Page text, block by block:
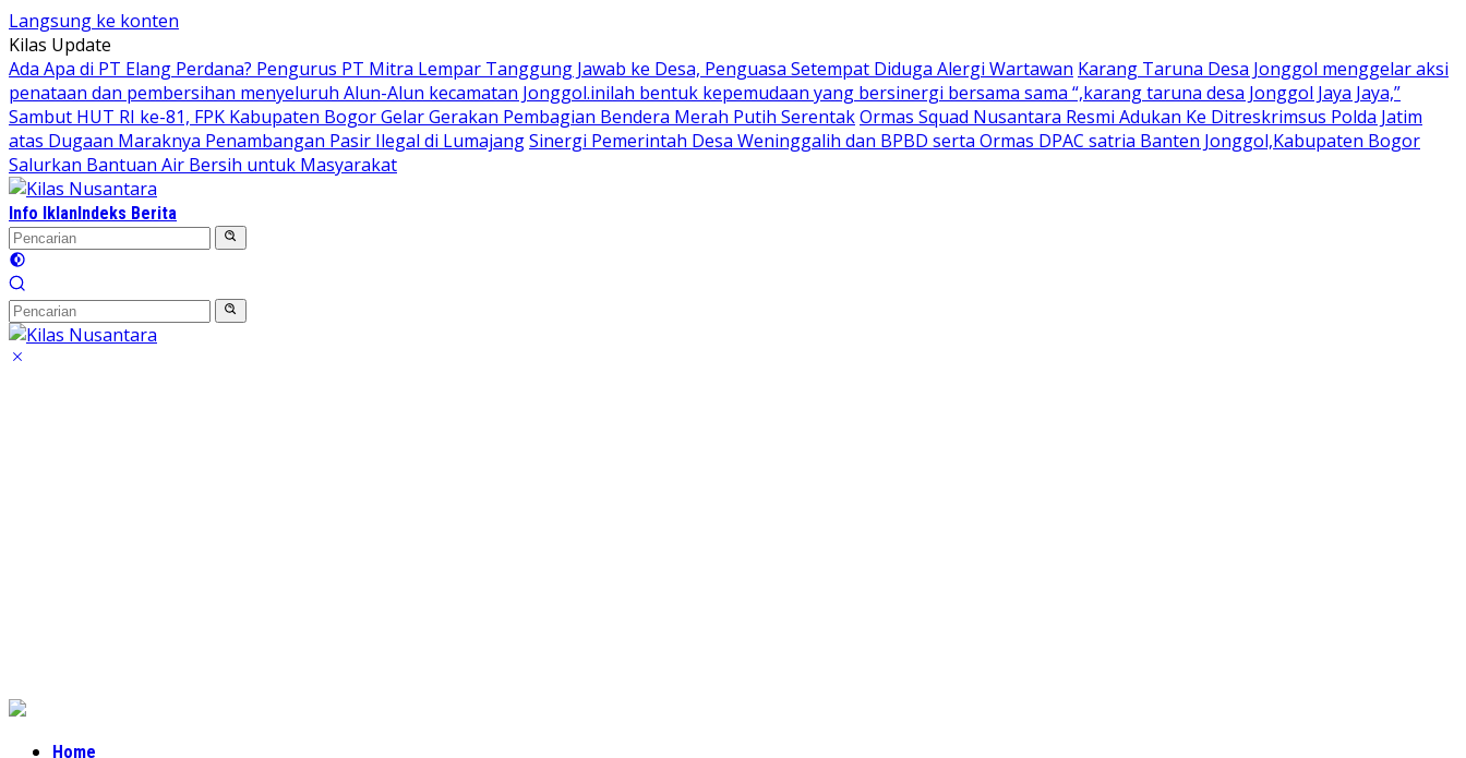
Langsung ke konten
Kilas Update
Ada Apa di PT Elang Perdana? Pengurus PT Mitra Lempar Tanggung Jawab ke Desa, Penguasa Setempat Diduga Alergi Wartawan Karang Taruna Desa Jonggol menggelar aksi
penataan dan pembersihan menyeluruh Alun-Alun kecamatan Jonggol.inilah bentuk kepemudaan yang bersinergi bersama sama “,karang taruna desa Jonggol Jaya Jaya,”
Sambut HUT RI ke-81, FPK Kabupaten Bogor Gelar Gerakan Pembagian Bendera Merah Putih SerentakOrmas Squad Nusantara Resmi Adukan Ke Ditreskrimsus Polda Jatim
atas Dugaan Maraknya Penambangan Pasir Ilegal di LumajangSinergi Pemerintah Desa Weninggalih dan BPBD serta Ormas DPAC satria Banten Jonggol,Kabupaten Bogor
Salurkan Bantuan Air Bersih untuk Masyarakat
Info IklanIndeks Berita
Home